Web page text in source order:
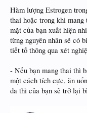
Hàm lượng Estrogen
thai hoặc trong khi
mặt của bạn xuất hiện
từng nguyên nhân sẽ có
tiết tố thông qua xét
- Nếu bạn mang thai thì
một cách tích cực, ăn
da thì của bạn sẽ trở lại